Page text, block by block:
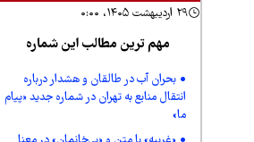
۲۹ اردیبهشت ۱۴۰۵، ۰:۰۰
مهم ترین مطالب این شماره
بحران آب در طالقان و هشدار درباره
انتقال منابع به تهران در شماره جدید «پیام
ما»